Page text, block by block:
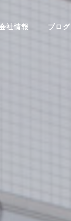
社情報 ブログ